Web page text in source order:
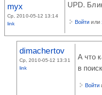
myx
Ср, 2010-05-12 13:14
link
UPD.
Войти или
dimachertov
Ср, 2010-05-12 13:31
link
А что
в
Войти